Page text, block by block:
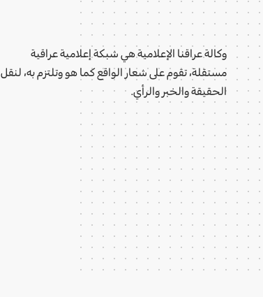
وكالة عراقنا الإعلامية هي شبكة إعلامية عراقية
مستقلة، تقوم على شعار الواقع كما هو وتلتزم به، لنقل
الحقيقة والخبر والرأي.